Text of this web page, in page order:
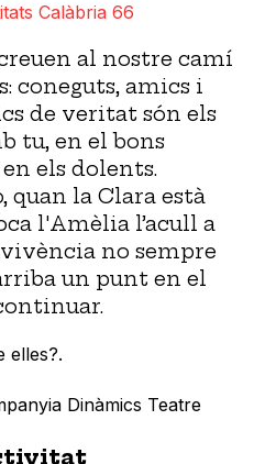
Calàbria 66
al nostre camí
coneguts, amics i
de veritat són els
tu, en el bons
els dolents.
quan la Clara està
l'Amèlia l’acull a
no sempre
un punt en el
elles?.
Dinàmics Teatre